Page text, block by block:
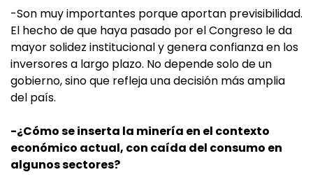
-Son muy importantes porque aportan previsibilidad.
El hecho de que haya pasado por el Congreso le da
mayor solidez institucional y genera confianza en los
inversores a largo plazo. No depende solo de un
gobierno, sino que refleja una decisión más amplia
del país.
-¿Cómo se inserta la minería en el contexto
económico actual, con caída del consumo en
algunos sectores?